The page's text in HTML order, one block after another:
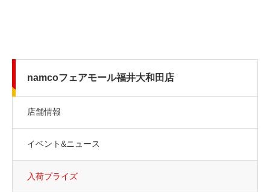
namcoフェアモール福井大和田店
店舗情報
イベント&ニュース
入荷プライズ